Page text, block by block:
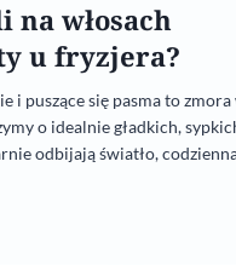
na włosach
u fryzjera?
i puszące się pasma to
o idealnie gładkich,
odbijają światło,